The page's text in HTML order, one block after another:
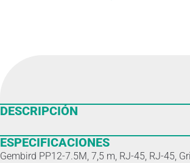
DESCRIPCIÓN
ESPECIFICACIONES
Gembird PP12-7.5M, 7,5 m, RJ-45, RJ-45,